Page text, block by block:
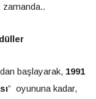
zamanda..
başlayarak, 1991
” oyununa kadar,